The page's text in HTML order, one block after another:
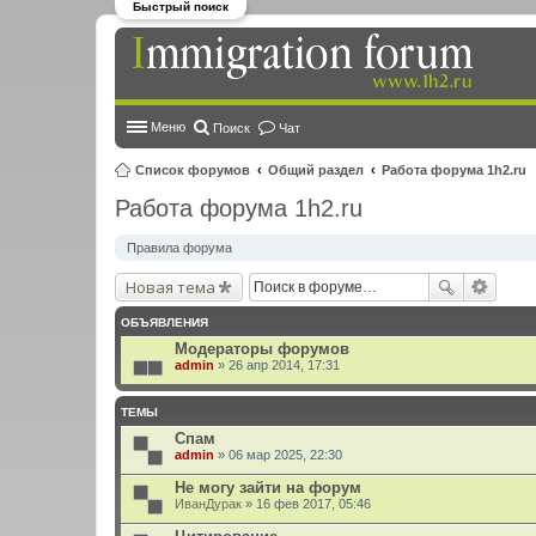
Меню Поиск Чат
Список форумов Общий раздел Работа форума 1h2.ru
Быстрый поиск
Работа форума 1h2.ru
Правила форума
Новая тема
ОБЪЯВЛЕНИЯ
Модераторы форумов
admin » 26 апр 2014, 17:31
ТЕМЫ
Спам
admin » 06 мар 2025, 22:30
Не могу зайти на форум
ИванДурак » 16 фев 2017, 05:46